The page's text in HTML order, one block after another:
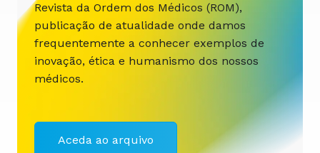
Revista da Ordem dos Médicos (ROM),
publicação de atualidade onde damos
frequentemente a conhecer exemplos de
inovação, ética e humanismo dos nossos
médicos.
Aceda ao arquivo